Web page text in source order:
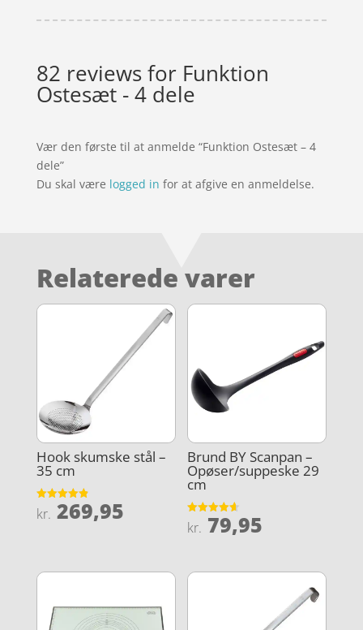
82 reviews for Funktion
Ostesæt - 4 dele
Vær den første til at anmelde “Funktion Ostesæt – 4
dele”
Du skal være logged in for at afgive en anmeldelse.
Relaterede varer
Hook skumske stål –
35 cm
Vurderet
4.9
kr. 269,95
Brund BY Scanpan –
Opøser/suppeske 29
cm
Vurderet
4.6
kr. 79,95